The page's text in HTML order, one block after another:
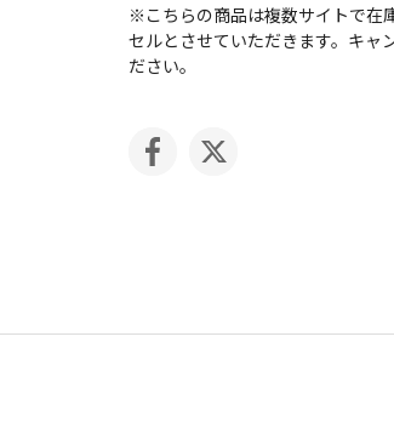
※こちらの商品は複数サイトで在
セルとさせていただきます。キャ
ださい。